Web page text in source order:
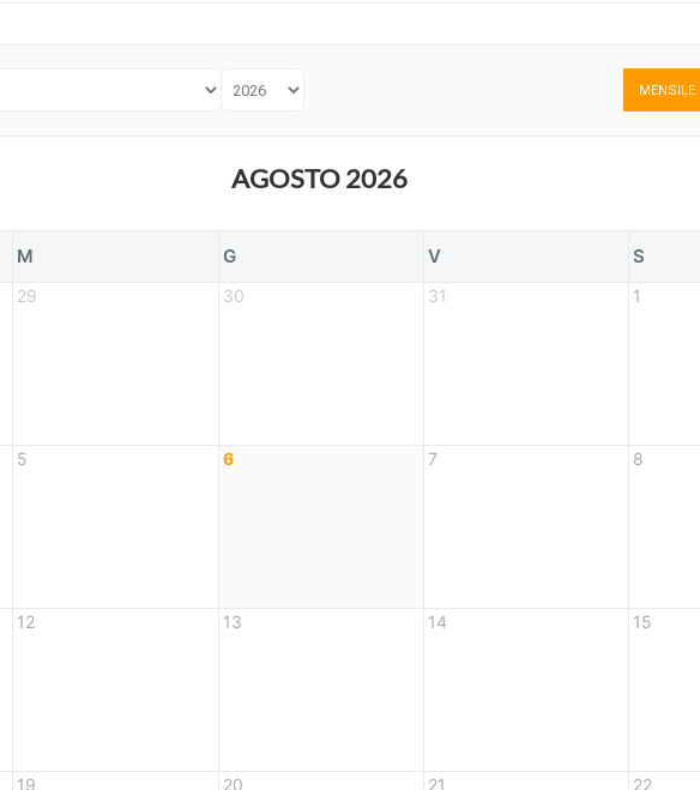
MENSILE
AGOSTO 2026
M G V S
29 30 31 1
5 6 7 8
12 13 14 15
19 20 21 22